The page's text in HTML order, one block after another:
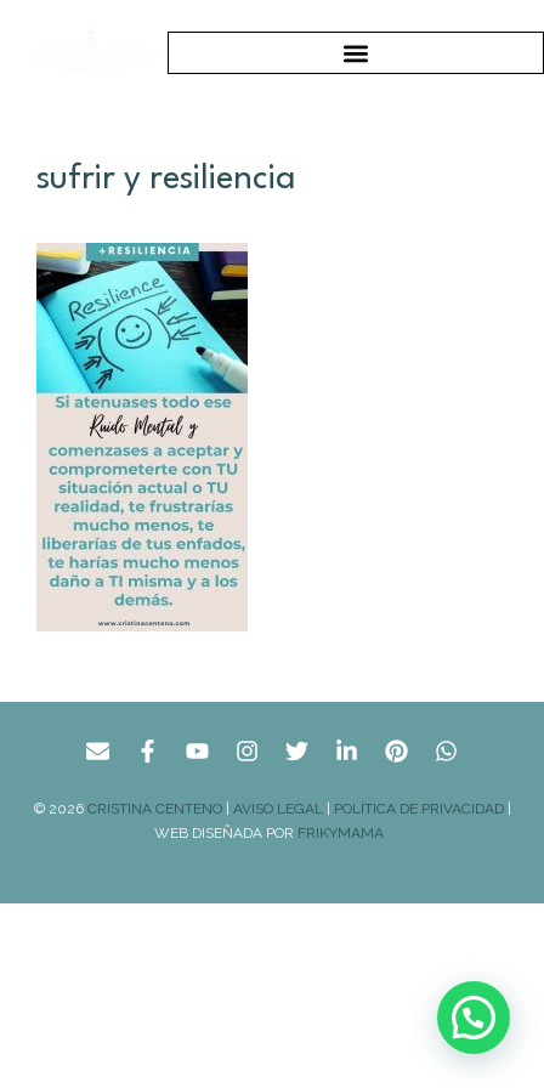
sufrir y resiliencia
© 2026 CRISTINA CENTENO| AVISO LEGAL| POLÍTICA DE PRIVACIDAD|
WEB DISEÑADA POR FRIKYMAMA